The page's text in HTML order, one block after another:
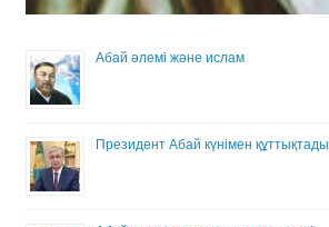
Абай әлемі және ислам
Президент Абай күнімен құттықтады